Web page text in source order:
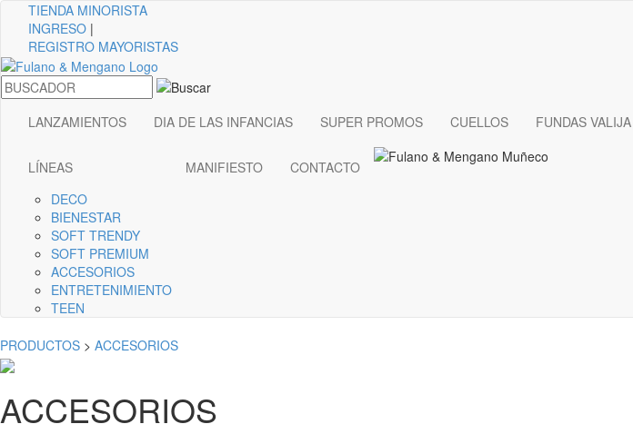
TIENDA MINORISTA
INGRESO |
REGISTRO MAYORISTAS
LANZAMIENTOS DIA DE LAS INFANCIAS SUPER PROMOS CUELLOS FUNDAS VALIJA
LÍNEAS
DECO
BIENESTAR
SOFT TRENDY
SOFT PREMIUM
ACCESORIOS
ENTRETENIMIENTO
TEEN
MANIFIESTO CONTACTO
PRODUCTOS > ACCESORIOS
ACCESORIOS